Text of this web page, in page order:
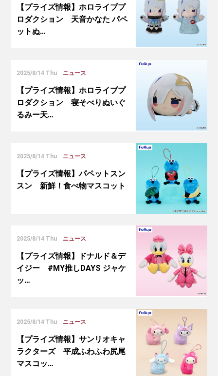
【プライズ情報】ホロライブプ
ロダクション 天音かなた パペ
ットぬ…
2025/8/14 Thu ニュース
【プライズ情報】ホロライブプ
ロダクション 寝そべりぬいぐ
るみー天…
2025/8/14 Thu ニュース
【プライズ情報】パペットスン
スン 新鮮！食べ物マスコット
2025/8/14 Thu ニュース
【プライズ情報】ドナルド＆デ
イジー #MY推しDAYS ジャケ
ッ…
2025/8/14 Thu ニュース
【プライズ情報】サンリオキャ
ラクターズ 平成ふわふわ尻尾
マスコッ…